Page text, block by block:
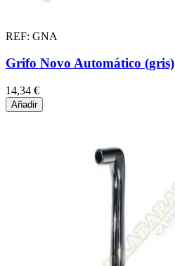
REF: GNA
Grifo Novo Automático (gris)
14,34 €
Añadir